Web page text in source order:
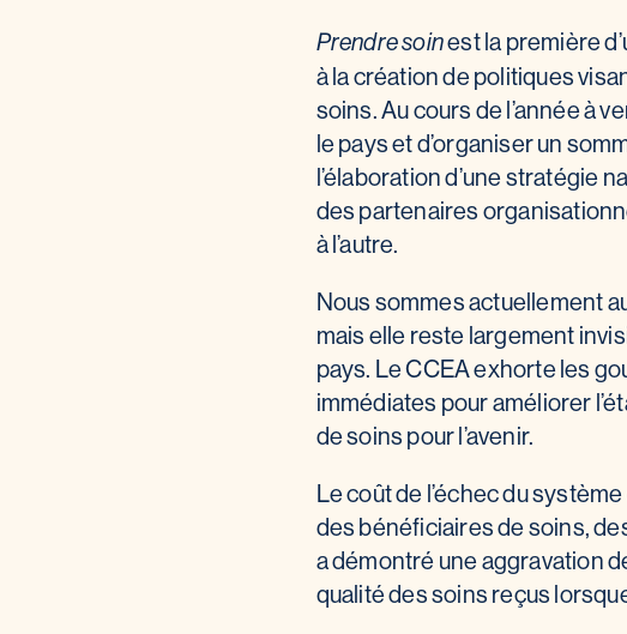
Prendre soinest la première
à la création de politiques
soins. Au cours de l’année à
le pays et d’organiser un
l’élaboration d’une stratégie
des partenaires
à l’autre.
Nous sommes actuellement
mais elle reste largement
pays. Le CCEA exhorte les
immédiates pour améliorer
de soins pour l’avenir.
Le coût de l’échec du
des bénéficiaires de soins,
a démontré une aggravation
qualité des soins reçus